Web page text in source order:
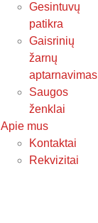
Gesintuvų
patikra
Gaisrinių
žarnų
aptarnavimas
Saugos
ženklai
Apie mus
Kontaktai
Rekvizitai